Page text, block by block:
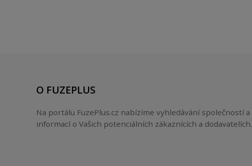
O FUZEPLUS
Na portálu FuzePlus.cz nabízíme vyhledávání společností a
informací o Vašich potenciálních zákaznících a dodavatelích.